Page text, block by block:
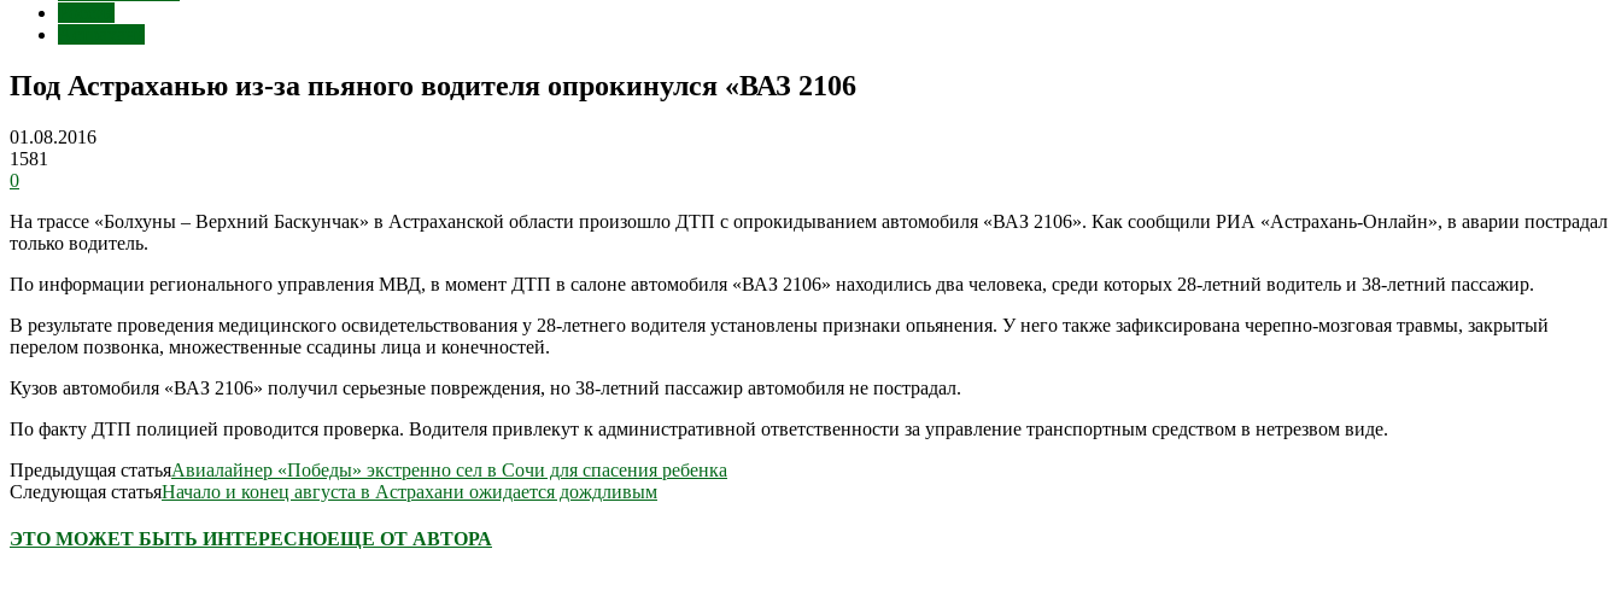
Под Астраханью из-за пьяного водителя опрокинулся «ВАЗ 2106
01.08.2016
1581
0
На трассе «Болхуны – Верхний Баскунчак» в Астраханской области произошло ДТП с опрокидыванием автомобиля «ВАЗ 2106». Как сообщили РИА «Астрахань-Онлайн», в аварии пострадал
только водитель.
По информации регионального управления МВД, в момент ДТП в салоне автомобиля «ВАЗ 2106» находились два человека, среди которых 28-летний водитель и 38-летний пассажир.
В результате проведения медицинского освидетельствования у 28-летнего водителя установлены признаки опьянения. У него также зафиксирована черепно-мозговая травмы, закрытый
перелом позвонка, множественные ссадины лица и конечностей.
Кузов автомобиля «ВАЗ 2106» получил серьезные повреждения, но 38-летний пассажир автомобиля не пострадал.
По факту ДТП полицией проводится проверка. Водителя привлекут к административной ответственности за управление транспортным средством в нетрезвом виде.
Предыдущая статьяАвиалайнер «Победы» экстренно сел в Сочи для спасения ребенка
Следующая статьяНачало и конец августа в Астрахани ожидается дождливым
ЭТО МОЖЕТ БЫТЬ ИНТЕРЕСНОЕЩЕ ОТ АВТОРА